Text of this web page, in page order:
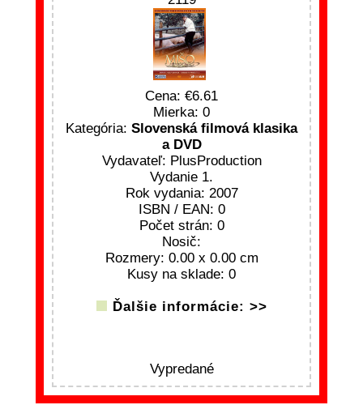
Cena:
6.61
Mierka: 0
Kategória: Slovenská filmová klasika
a DVD
Vydavateľ: PlusProduction
Vydanie 1.
Rok vydania: 2007
ISBN / EAN: 0
Počet strán: 0
Nosič:
Rozmery: 0.00 x 0.00 cm
Kusy na sklade: 0
Ďalšie informácie: >>
Vypredané